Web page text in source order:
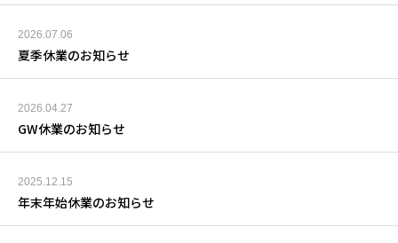
2026.07.06
夏季休業のお知らせ
2026.04.27
GW休業のお知らせ
2025.12.15
年末年始休業のお知らせ